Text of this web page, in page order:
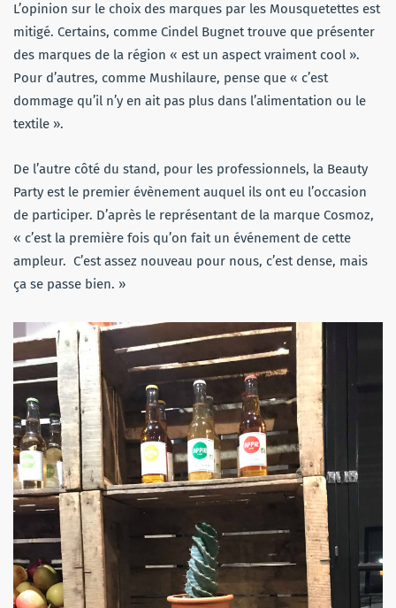
L’opinion sur le choix des marques par les Mousquetettes est
mitigé. Certains, comme Cindel Bugnet trouve que présenter
des marques de la région « est un aspect vraiment cool ».
Pour d’autres, comme Mushilaure, pense que « c’est
dommage qu’il n’y en ait pas plus dans l’alimentation ou le
textile ».
De l’autre côté du stand, pour les professionnels, la Beauty
Party est le premier évènement auquel ils ont eu l’occasion
de participer. D’après le représentant de la marque Cosmoz,
« c’est la première fois qu’on fait un événement de cette
ampleur. C’est assez nouveau pour nous, c’est dense, mais
ça se passe bien. »